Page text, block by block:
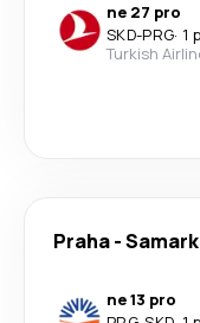
ne 27 pro
SKD-PRG· 1
Turkish
Praha-
ne 13 pro